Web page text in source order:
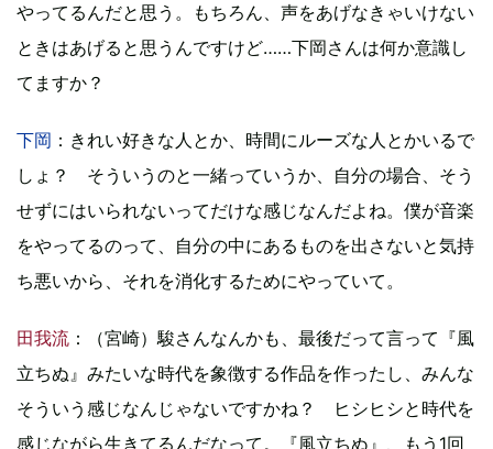
やってるんだと思う。もちろん、声をあげなきゃいけない
ときはあげると思うんですけど……下岡さんは何か意識し
てますか？
下岡 ：きれい好きな人とか、時間にルーズな人とかいるで
しょ？ そういうのと一緒っていうか、自分の場合、そう
せずにはいられないってだけな感じなんだよね。僕が音楽
をやってるのって、自分の中にあるものを出さないと気持
ち悪いから、それを消化するためにやっていて。
田我流 ：（宮崎）駿さんなんかも、最後だって言って『風
立ちぬ』みたいな時代を象徴する作品を作ったし、みんな
そういう感じなんじゃないですかね？ ヒシヒシと時代を
感じながら生きてるんだなって。『風立ちぬ』、もう1回